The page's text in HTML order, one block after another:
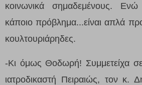
κοινωνικά σημαδεμένους.
κάποιο πρόβλημα...είναι απλά
κουλτουριάρηδες.
-Κι όμως Θοδωρή! Συμμετείχα
ιατροδικαστή Πειραιώς, τον κ.